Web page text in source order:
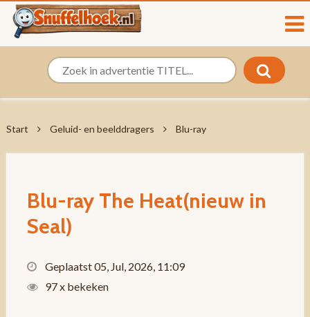
Start Geluid- en beelddragers Blu-ray
Blu-ray The Heat(nieuw in
Seal)
Geplaatst 05, Jul, 2026, 11:09
97 x bekeken